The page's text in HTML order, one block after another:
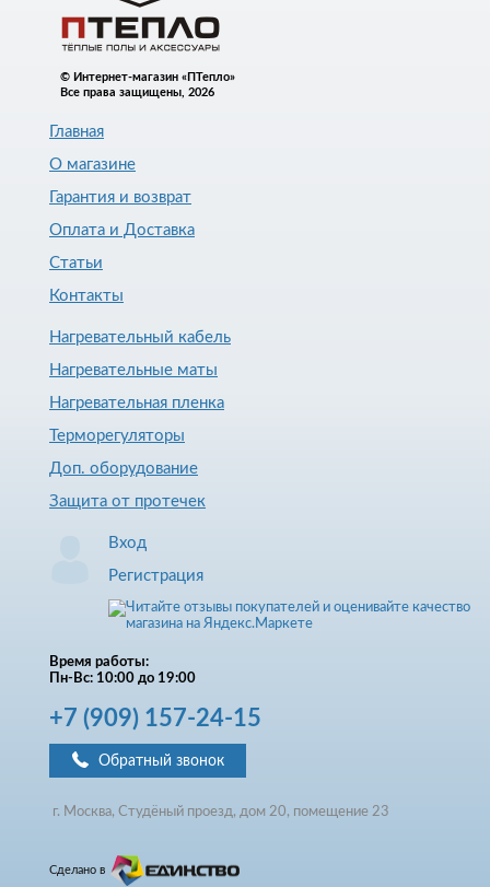
© Интернет-магазин «ПТепло»
Все права защищены, 2026
Главная
О магазине
Гарантия и возврат
Оплата и Доставка
Статьи
Контакты
Нагревательный кабель
Нагревательные маты
Нагревательная пленка
Терморегуляторы
Доп. оборудование
Защита от протечек
Вход
Регистрация
Время работы:
Пн-Вс: 10:00 до 19:00
+7 (909) 157-24-15
Обратный звонок
г. Москва, Студёный проезд, дом 20, помещение 23
Сделано в